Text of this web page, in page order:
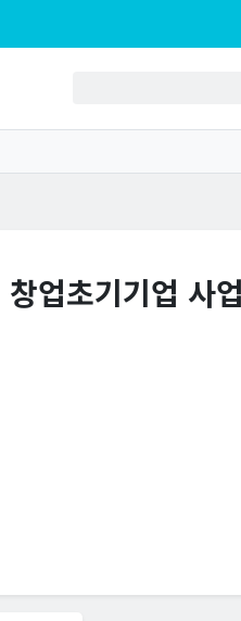
업초기기업 사